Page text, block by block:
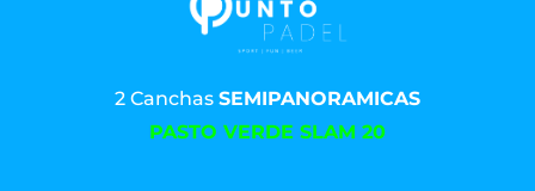
2 Canchas SEMIPANORAMICAS
PASTO VERDE SLAM 20